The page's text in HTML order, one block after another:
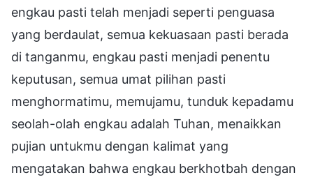
engkau pasti telah menjadi seperti penguasa
yang berdaulat, semua kekuasaan pasti berada
di tanganmu, engkau pasti menjadi penentu
keputusan, semua umat pilihan pasti
menghormatimu, memujamu, tunduk kepadamu
seolah-olah engkau adalah Tuhan, menaikkan
pujian untukmu dengan kalimat yang
mengatakan bahwa engkau berkhotbah dengan